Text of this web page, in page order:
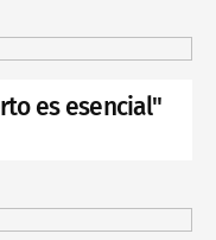
es esencial"